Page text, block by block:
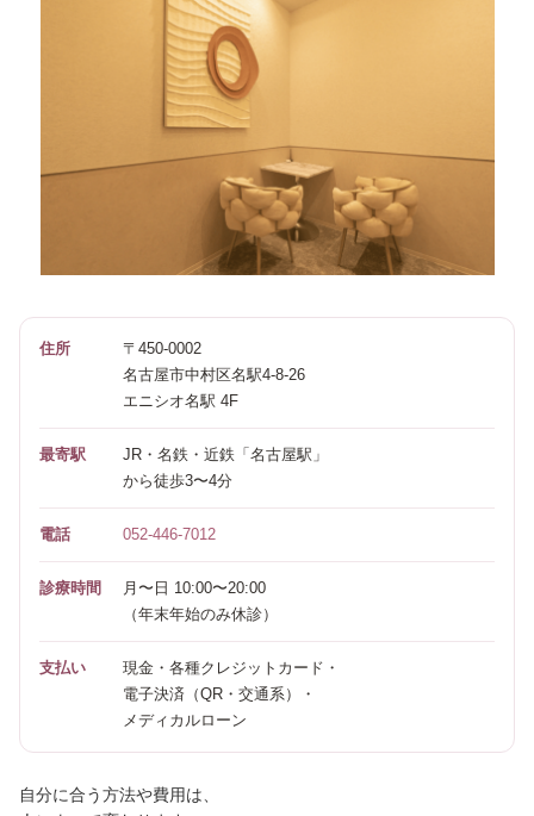
住所
〒450-0002
名古屋市中村区名駅4-8-26
エニシオ名駅 4F
最寄駅
JR・名鉄・近鉄「名古屋駅」
から徒歩3〜4分
電話 052-446-7012
診療時間
月〜日 10:00〜20:00
（年末年始のみ休診）
支払い
現金・各種クレジットカード・
電子決済（QR・交通系）・
メディカルローン
自分に合う方法や費用は、